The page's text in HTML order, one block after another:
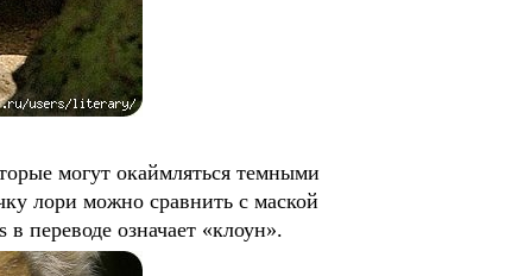
могут окаймляться темными
лори можно сравнить с маской
переводе означает «клоун».